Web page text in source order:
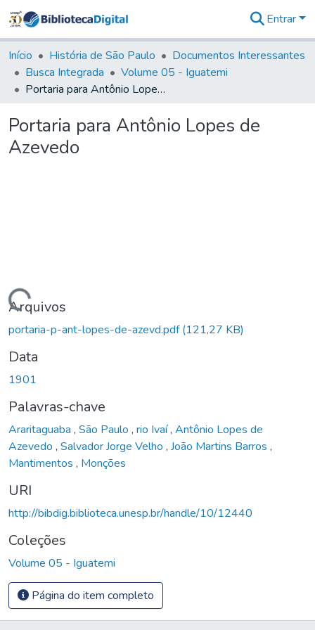
&
Coleções
Tudo na
Biblioteca
Estatísticas
Entrar
Início História de São Paulo
Documentos Interessantes
Busca Integrada
Volume 05 - Iguatemi
Portaria para Antônio Lopes de Azevedo
Portaria para Antônio Lopes de
Azevedo
Carregando...
Arquivos
portaria-p-ant-lopes-de-azevd.pdf(121,27 KB)
Data
1901
Palavras-chave
Araritaguaba , São Paulo , rio Ivaí, Antônio Lopes de
Azevedo , Salvador Jorge Velho , João Martins Barros ,
Mantimentos , Monções
URI
http://bibdig.biblioteca.unesp.br/handle/10/12440
Coleções
Volume 05 - Iguatemi
Página do item completo